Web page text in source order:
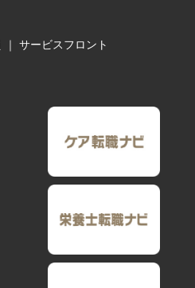
｜サービスフロント